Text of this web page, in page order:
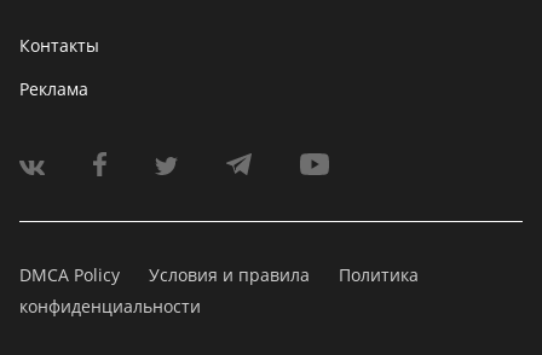
Контакты
Реклама
DMCA Policy Условия и правила
Политика
конфиденциальности